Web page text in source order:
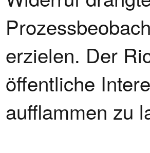
erzielen. Der
öffentliche
aufflammen zu